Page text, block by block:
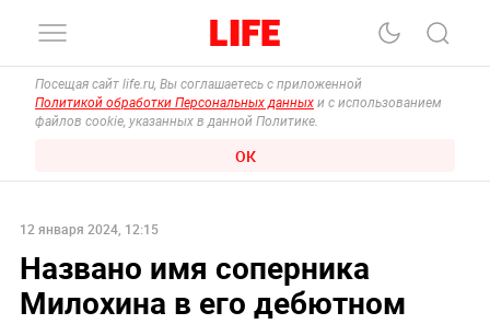
Посещая сайт life.ru, Вы соглашаетесь с приложенной
Политикой обработки Персональных данных и с использованием
файлов cookie, указанных в данной Политике.
ОК
12 января 2024, 12:15
Названо имя соперника
Милохина в его дебютном